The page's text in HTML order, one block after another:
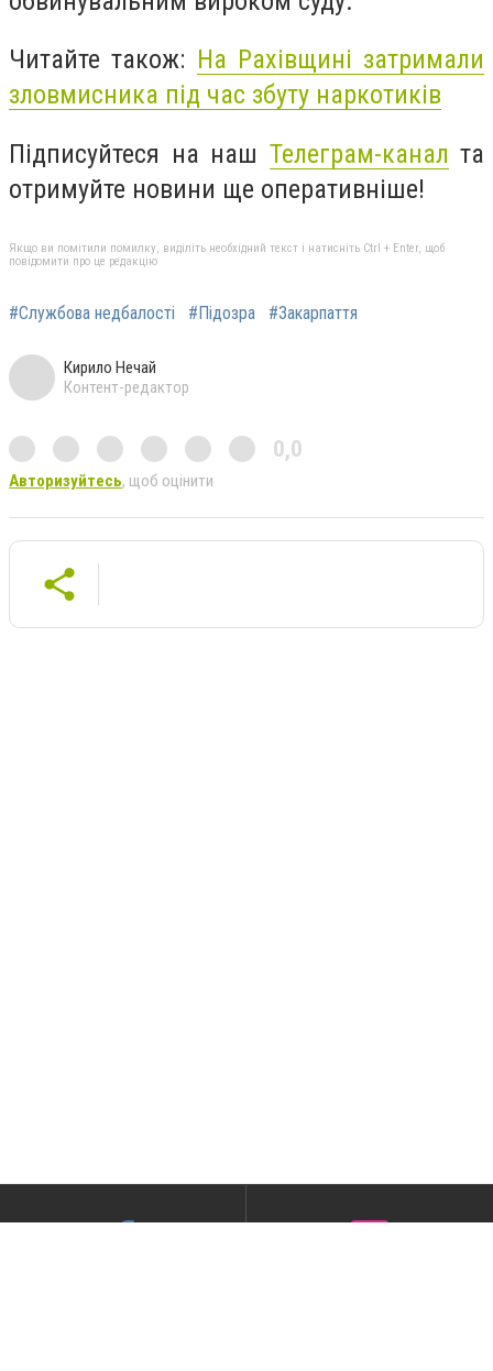
Читайте також: На Рахівщині затримали
зловмисника під час збуту наркотиків
Підписуйтеся на наш Телеграм-канал та
отримуйте новини ще оперативніше!
Якщо ви помітили помилку, виділіть необхідний текст і натисніть Ctrl + Enter, щоб
повідомити про це редакцію
#Службова недбалості #Підозра #Закарпаття
Кирило Нечай
Контент-редактор
0,0
Авторизуйтесь, щоб оцінити